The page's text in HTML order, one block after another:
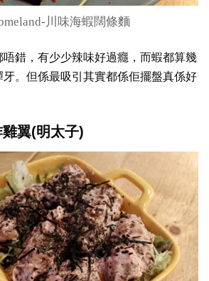
川味海蝦闊條麵
錯，有少少辣味好過癮，而蝦都算幾
。但係最吸引其實都係佢擺盤真係好
翼(明太子)